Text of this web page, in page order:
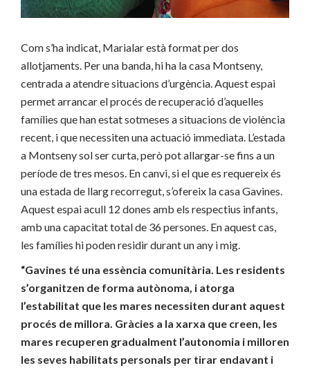
Com s’ha indicat, Marialar està format per dos
allotjaments. Per una banda, hi ha la casa Montseny,
centrada a atendre situacions d’urgència. Aquest espai
permet arrancar el procés de recuperació d’aquelles
famílies que han estat sotmeses a situacions de violència
recent, i que necessiten una actuació immediata. L’estada
a Montseny sol ser curta, però pot allargar-se fins a un
període de tres mesos. En canvi, si el que es requereix és
una estada de llarg recorregut, s’ofereix la casa Gavines.
Aquest espai acull 12 dones amb els respectius infants,
amb una capacitat total de 36 persones. En aquest cas,
les famílies hi poden residir durant un any i mig.
“Gavines té una essència comunitària. Les residents
s’organitzen de forma autònoma, i atorga
l’estabilitat que les mares necessiten durant aquest
procés de millora. Gràcies a la xarxa que creen, les
mares recuperen gradualment l’autonomia i milloren
les seves habilitats personals per tirar endavant i